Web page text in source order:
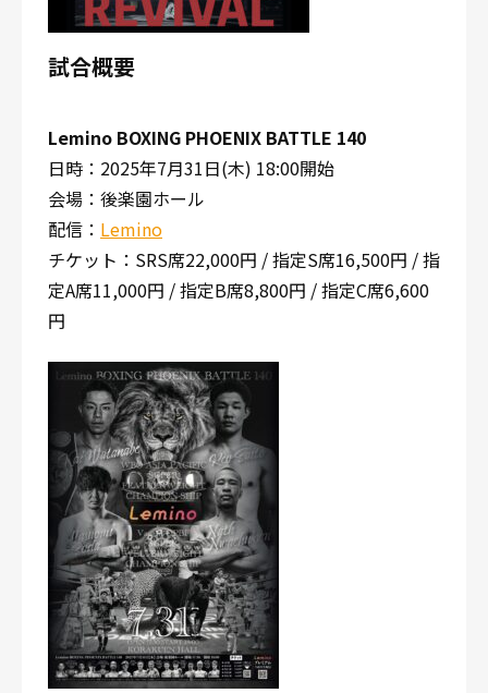
試合概要
Lemino BOXING PHOENIX BATTLE 140
日時：2025年7月31日(木) 18:00開始
会場：後楽園ホール
配信： Lemino
チケット：SRS席22,000円 / 指定S席16,500円 / 指
定A席11,000円 / 指定B席8,800円 / 指定C席6,600
円